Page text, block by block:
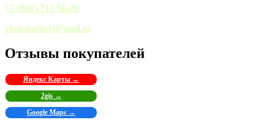
+7 (981) 712-56-26
vkus-traditsyi@mail.ru
Отзывы покупателей
Яндекс Карты →
2gis →
Google Maps →